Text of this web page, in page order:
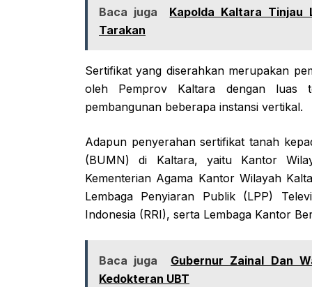
Baca juga
Kapolda Kaltara Tinjau
Tarakan
Sertifikat yang diserahkan merupakan
oleh Pemprov Kaltara dengan luas
pembangunan beberapa instansi vertikal.
Adapun penyerahan sertifikat tanah
(BUMN) di Kaltara, yaitu Kantor
Kementerian Agama Kantor Wilayah
Lembaga Penyiaran Publik (LPP)
Indonesia (RRI), serta Lembaga Kantor
Baca juga
Gubernur Zainal Dan
Kedokteran UBT